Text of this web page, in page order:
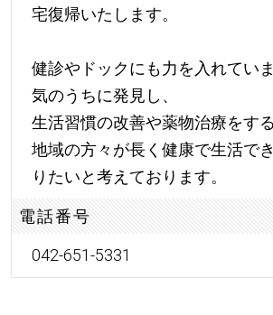
宅復帰いたします。
健診やドックにも力を入れてい
気のうちに発見し、
生活習慣の改善や薬物治療をす
地域の方々が長く健康で生活で
りたいと考えております。
電話番号
042-651-5331